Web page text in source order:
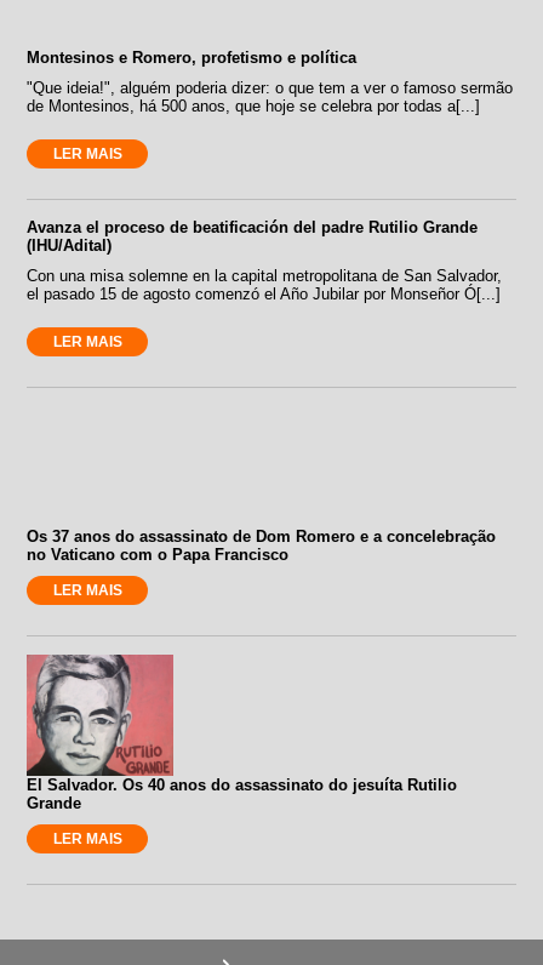
Montesinos e Romero, profetismo e política
"Que ideia!", alguém poderia dizer: o que tem a ver o famoso sermão
de Montesinos, há 500 anos, que hoje se celebra por todas a[...]
LER MAIS
Avanza el proceso de beatificación del padre Rutilio Grande
(IHU/Adital)
Con una misa solemne en la capital metropolitana de San Salvador,
el pasado 15 de agosto comenzó el Año Jubilar por Monseñor Ó[...]
LER MAIS
Os 37 anos do assassinato de Dom Romero e a concelebração
no Vaticano com o Papa Francisco
LER MAIS
El Salvador. Os 40 anos do assassinato do jesuíta Rutilio
Grande
LER MAIS